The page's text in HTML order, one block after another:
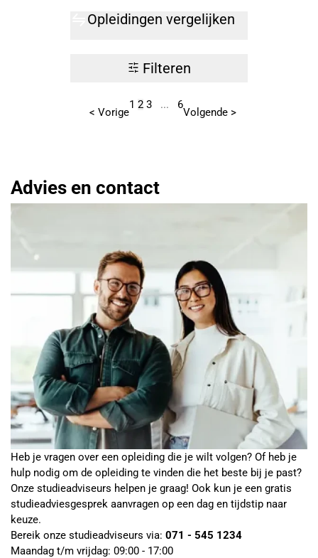
Opleidingen vergelijken
Filteren
< Vorige
1 2 3 ... 6
Volgende >
Advies en contact
Heb je vragen over een opleiding die je wilt volgen? Of heb je
hulp nodig om de opleiding te vinden die het beste bij je past?
Onze studieadviseurs helpen je graag! Ook kun je een gratis
studieadviesgesprek aanvragen op een dag en tijdstip naar
keuze.
Bereik onze studieadviseurs via: 071 - 545 1234
Maandag t/m vrijdag: 09:00 - 17:00